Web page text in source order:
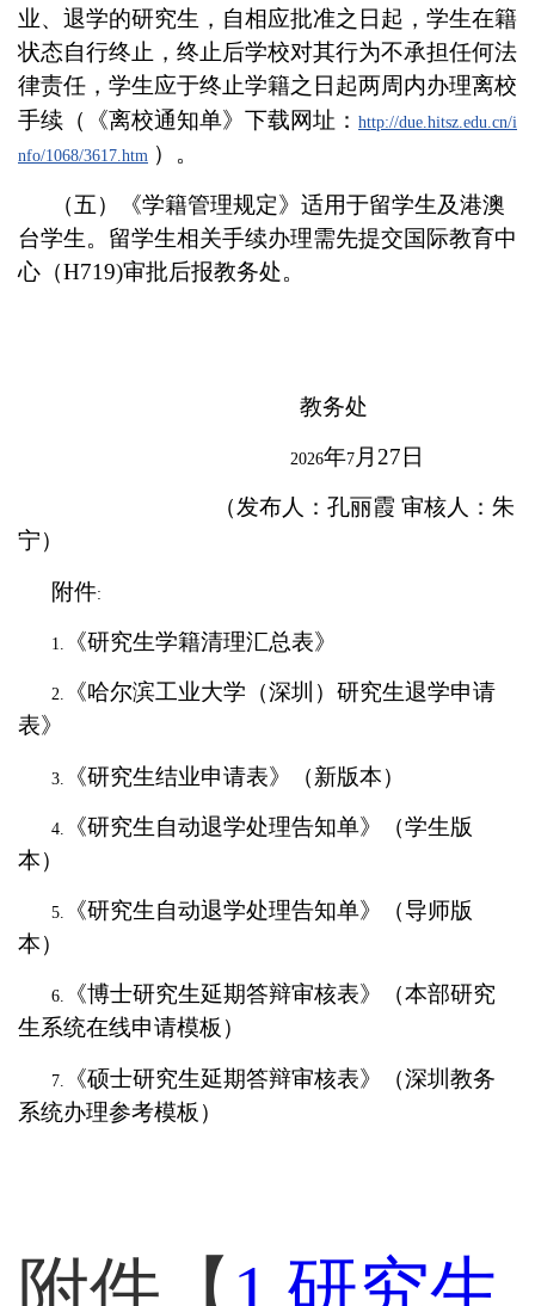
业、退学的研究生，自相应批准之日起，学生在籍
状态自行终止，终止后学校对其行为不承担任何法
律责任，学生应于终止学籍之日起两周内办理离校
手续（
《离校通知单》下载网址： http://due.hitsz.edu.cn/i
nfo/1068/3617.htm ）。
（五）《学籍管理规定》适用于留学生及港澳
台学生。留学生相关手续办理需先提交国际教育中
心（H719)审批后报教务处。
教务处
2026年7 月27 日
（发布人：孔丽霞 审核人：朱
宁）
附件:
1. 《研究生学籍清理汇总表》
2.
《哈尔滨工业大学（深圳）研究生退学申请
表》
3. 《研究生结业申请表》（新版本）
4.
《研究生自动退学处理告知单》（学生版
本）
5.
《研究生自动退学处理告知单》（导师版
本）
6.
《博士研究生延期答辩审核表》（本部研究
生系统在线申请模板）
7.
《硕士研究生延期答辩审核表》（深圳教务
系统办理参考模板）